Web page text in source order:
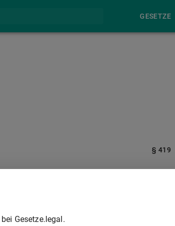
GESETZE
§ 419
verlangen, daß der Frachtführer das
anderen Ablieferungsstelle oder an einen
solcher Weisungen verpflichtet, als deren
für die Absender oder Empfänger
Gesetze.legal.